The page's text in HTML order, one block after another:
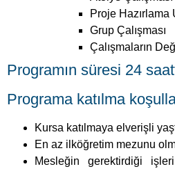
En az ilköğretim mezunu
Mesleğin gerektirdiği
bedensel ve fiziksel